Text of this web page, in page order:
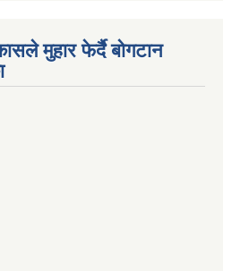
मुहार फेर्दै बोगटान